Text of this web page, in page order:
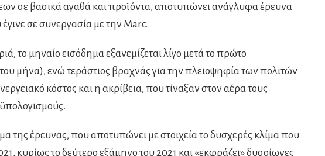
σε βασικά αγαθά και προϊόντα, αποτυπώνει ανάγλυφα έρευνα
σε συνεργασία με την Marc.
το μηναίο εισόδημα εξανεμίζεται λίγο μετά το πρώτο
μήνα), ενώ τεράστιος βραχνάς για την πλειοψηφία των πολιτών
κόστος και η ακρίβεια, που τίναξαν στον αέρα τους
της έρευνας, που αποτυπώνει με στοιχεία το δυσχερές κλίμα που
κυρίως το δεύτερο εξάμηνο του 2021 και «εκφράζει» δυσοίωνες